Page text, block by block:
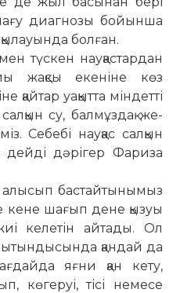
диагнозы бойынша
болған.
түскен науқастардан
жақсы екеніне көз
қайтар уақытта міндетті
салқын су, балмұздақ же­
Себебі нау­қас салқын
дейді дәрігер Фариза
бас­тайтынымыз
кене шағып дене қызуы
келетін айтады. Ол
қандай да
яғни қан кету,
көгеруі, тісі немесе